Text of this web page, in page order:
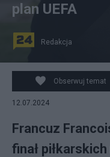
Źródło zdjęcia: PAP/
plan UEFA
Redakcja
Obserwuj temat
12.07.2024
Francuz
finał